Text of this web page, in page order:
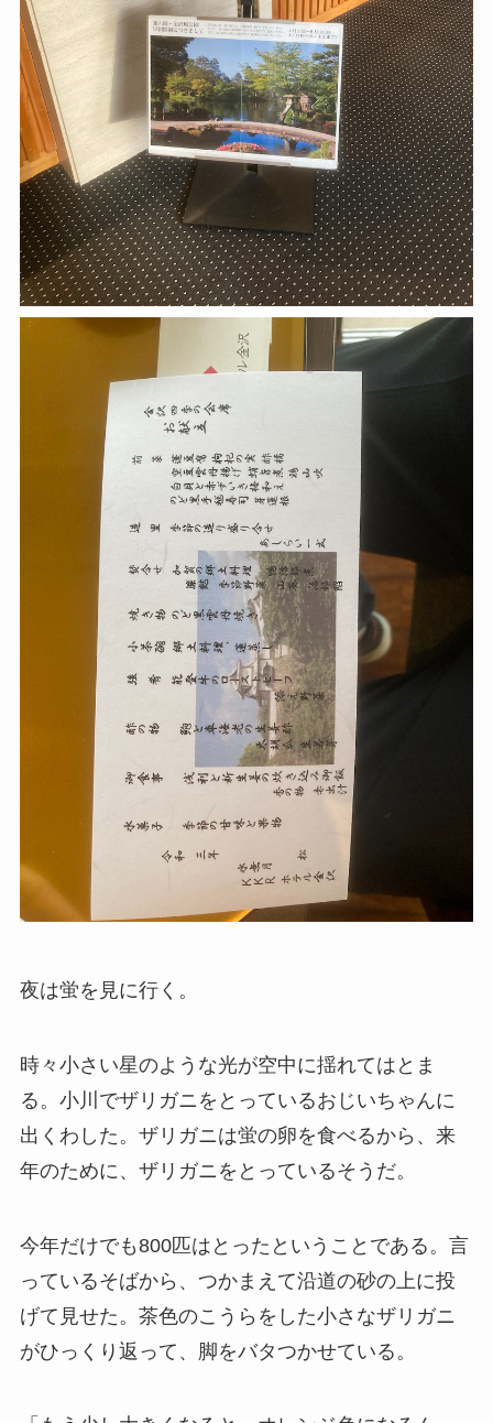
夜は蛍を見に行く。
時々小さい星のような光が空中に揺れてはとま
る。小川でザリガニをとっているおじいちゃんに
出くわした。ザリガニは蛍の卵を食べるから、来
年のために、ザリガニをとっているそうだ。
今年だけでも800匹はとったということである。言
っているそばから、つかまえて沿道の砂の上に投
げて見せた。茶色のこうらをした小さなザリガニ
がひっくり返って、脚をバタつかせている。